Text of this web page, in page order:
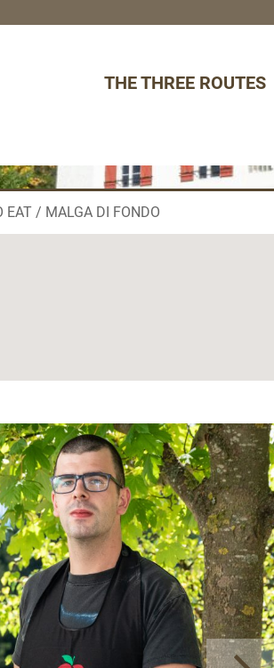
THE THREE ROUTES
EAT MALGA DI FONDO